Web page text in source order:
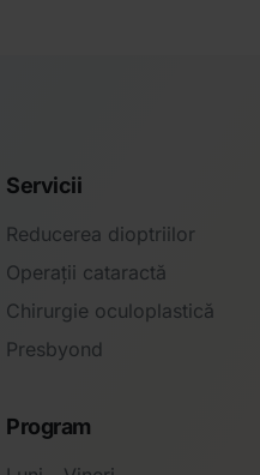
Servicii
Reducerea dioptriilor
Operații cataractă
Chirurgie oculoplastică
Presbyond
Program